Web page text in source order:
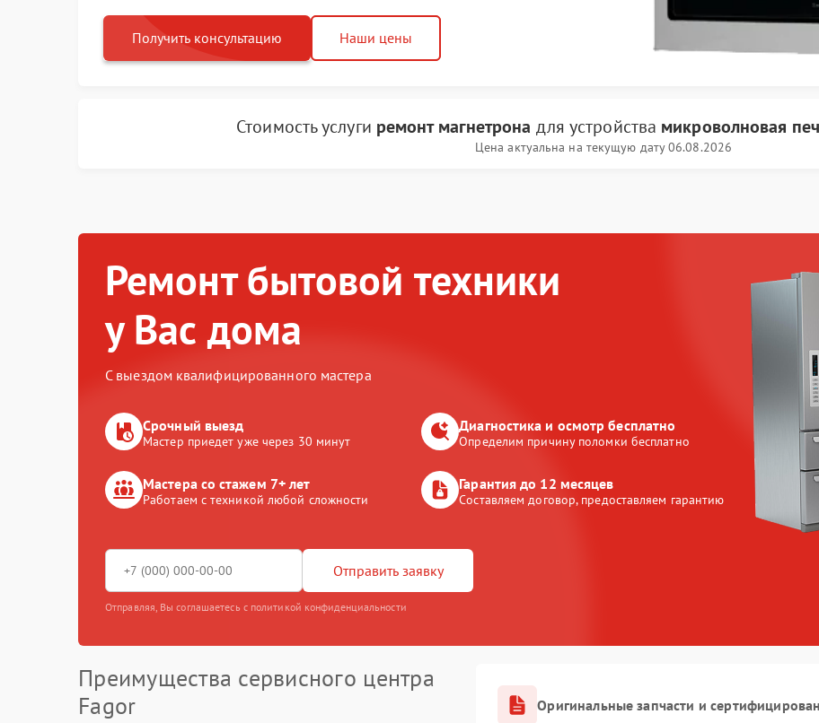
Получить консультацию Наши цены
Стоимость услуги ремонт магнетрона для устройства микроволновая
Цена актуальна на текущую дату 06.08.2026
Ремонт бытовой техники
у Вас дома
С выездом квалифицированного мастера
Срочный выезд
Мастер приедет уже через 30 минут
Диагностика и осмотр бесплатно
Определим причину поломки бесплатно
Мастера со стажем 7+ лет
Работаем с техникой любой сложности
Гарантия до 12 месяцев
Составляем договор, предоставляем гарантию
Отправить заявку
Отправляя, Вы соглашаетесь с политикой конфиденциальности
Преимущества сервисного центра
Fagor
Оригинальные запчасти и